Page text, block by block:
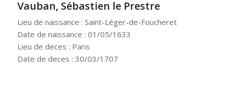
Vauban, Sébastien le Prestre
Lieu de naissance : Saint-Léger-de-Foucheret
Date de naissance : 01/05/1633
Lieu de deces : Paris
Date de deces : 30/03/1707